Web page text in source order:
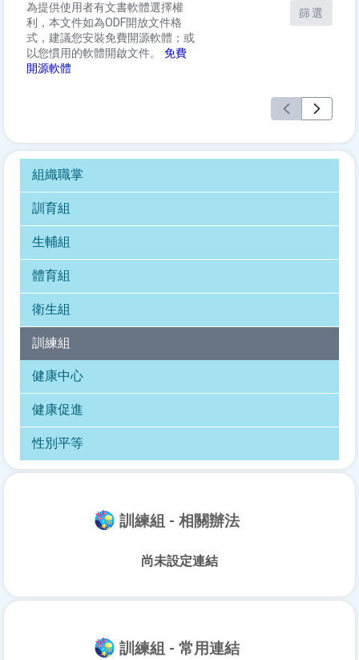
為提供使用者有文書軟體選擇權
利，本文件如為ODF開放文件格
式，建議您安裝免費開源軟體；或
以您慣用的軟體開啟文件。 免費
開源軟體
篩選
組織職掌
訓育組
生輔組
體育組
衛生組
訓練組
健康中心
健康促進
性別平等
訓練組 - 相關辦法
尚未設定連結
訓練組 - 常用連結